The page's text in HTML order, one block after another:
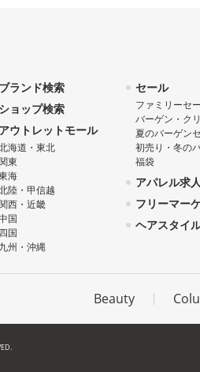
ブランド検索
ショップ検索
アウトレットモール
海道・東北
東
海
陸・甲信越
西・近畿
国
四国
九州・沖縄
セール
ファミリーセ
バーゲン・ク
夏のバーゲン
初売り・冬の
福袋
アパレル求
フリーマー
ヘアスタイ
Beauty